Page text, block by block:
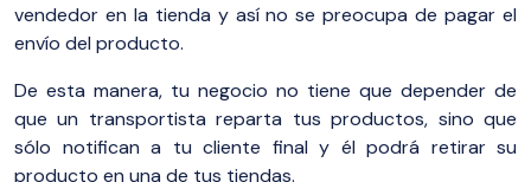
vendedor en la tienda y así no se preocupa de pagar el
envío del producto.
De esta manera, tu negocio no tiene que depender de
que un transportista reparta tus productos, sino que
sólo notifican a tu cliente final y él podrá retirar su
producto en una de tus tiendas.